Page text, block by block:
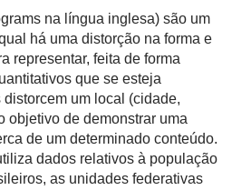
na língua inglesa) são um
há uma distorção na forma e
representar, feita de forma
que se esteja
um local (cidade,
objetivo de demonstrar uma
de um determinado conteúdo.
dados relativos à população
as unidades federativas